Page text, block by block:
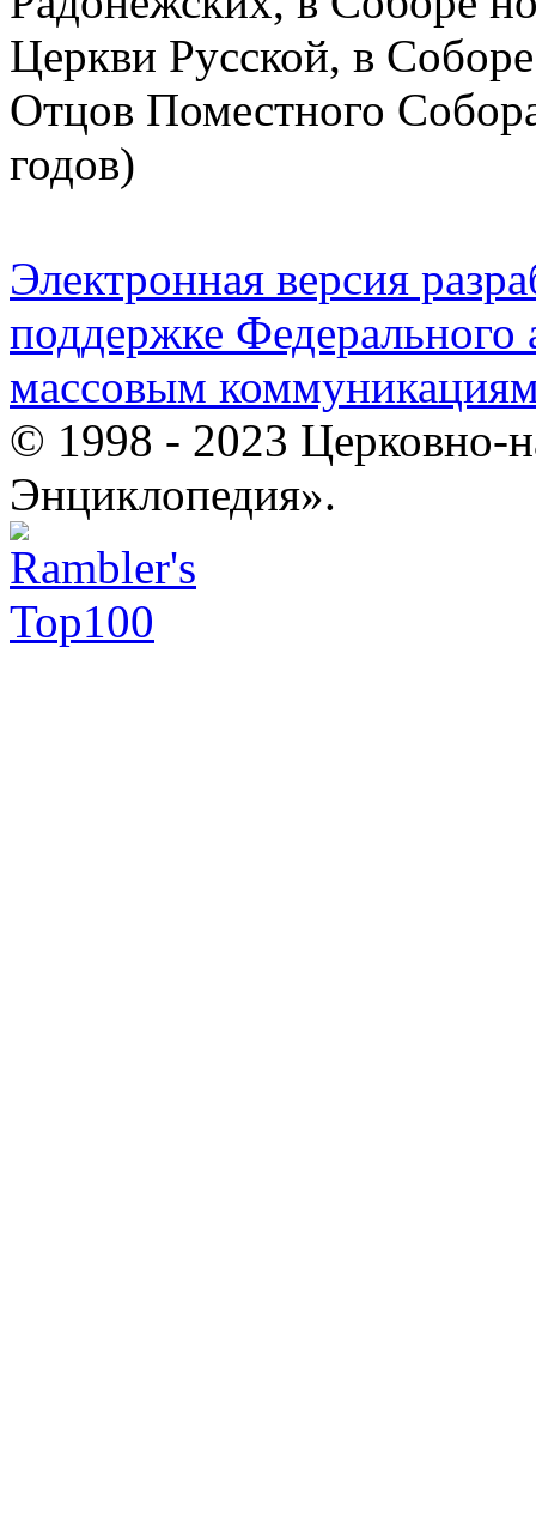
Церкви Русской, в
Отцов Поместного
годов)
Электронная версия
поддержке Федерального
массовым
© 1998 - 2023 Церковно-
Энциклопедия».